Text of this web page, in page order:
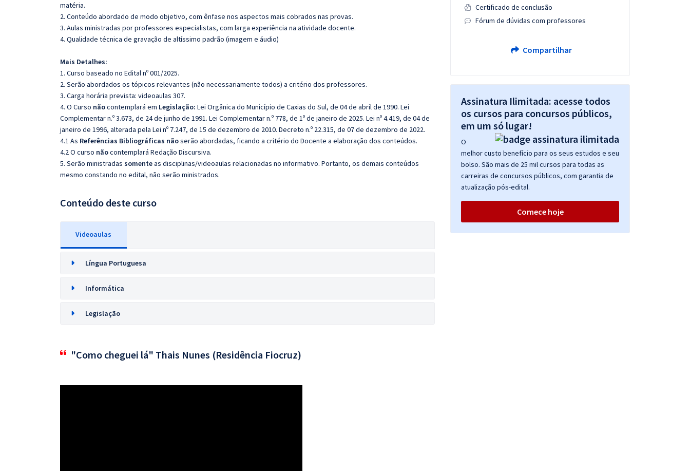
matéria.
2. Conteúdo abordado de modo objetivo, com ênfase nos aspectos mais cobrados nas provas.
3. Aulas ministradas por professores especialistas, com larga experiência na atividade docente.
4. Qualidade técnica de gravação de altíssimo padrão (imagem e áudio)
Mais Detalhes:
1. Curso baseado no Edital nº 001/2025.
2. Serão abordados os tópicos relevantes (não necessariamente todos) a critério dos professores.
3. Carga horária prevista: videoaulas 307.
4. O Curso nãocontemplará em Legislação: Lei Orgânica do Município de Caxias do Sul, de 04 de abril de 1990. Lei
Complementar n.º 3.673, de 24 de junho de 1991. Lei Complementar n.º 778, de 1º de janeiro de 2025. Lei nº 4.419, de 04 de
janeiro de 1996, alterada pela Lei nº 7.247, de 15 de dezembro de 2010. Decreto n.º 22.315, de 07 de dezembro de 2022.
4.1 As Referências Bibliográficas nãoserão abordadas, ficando a critério do Docente a elaboração dos conteúdos.
4.2 O curso nãocontemplará Redação Discursiva.
5. Serão ministradas somenteas disciplinas/videoaulas relacionadas no informativo. Portanto, os demais conteúdos
mesmo constando no edital, não serão ministrados.
Conteúdo deste curso
Videoaulas
Língua Portuguesa
Informática
Legislação
"Como cheguei lá" Thais Nunes (Residência Fiocruz)
Certificado de conclusão
Fórum de dúvidas com professores
Compartilhar
Assinatura Ilimitada: acesse todos
os cursos para concursos públicos,
em um só lugar!
O
melhor custo benefício para os seus estudos e seu
bolso. São mais de 25 mil cursos para todas as
carreiras de concursos públicos, com garantia de
atualização pós-edital.
Comece hoje